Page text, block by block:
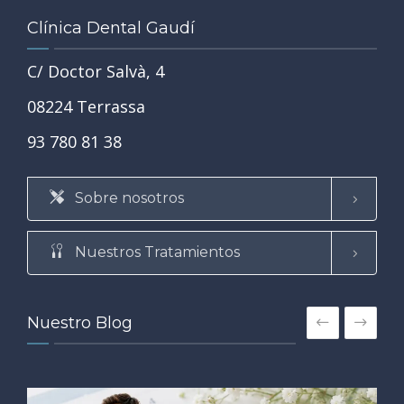
Clínica Dental Gaudí
C/ Doctor Salvà, 4
08224 Terrassa
93 780 81 38
Sobre nosotros
Nuestros Tratamientos
Nuestro Blog